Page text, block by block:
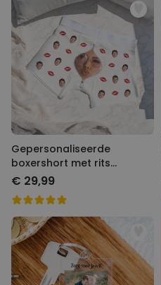
Gepersonaliseerde
boxershort met rits
ontwerp
€ 29,99